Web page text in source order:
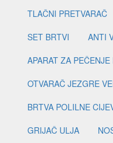
TLAČNI PRETVARAČ
SET BRTVI
ANTI
APARAT ZA PEČENJE
OTVARAČ JEZGRE
BRTVA POLILNE
GRIJAČ ULJA